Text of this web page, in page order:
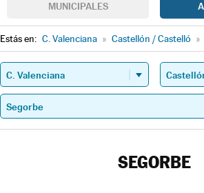
MUNICIPALES
Estás en: C. Valenciana » Castellón / Castelló »
SEGORBE